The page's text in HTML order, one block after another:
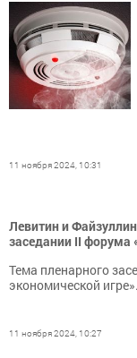
11 ноября 2024, 10:31
Левитин и
заседании II форума
Тема пленарного
экономической игре».
11 ноября 2024, 10:27